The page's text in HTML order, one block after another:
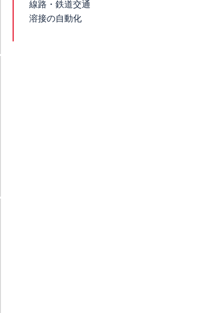
線路・鉄道交通
溶接の自動化